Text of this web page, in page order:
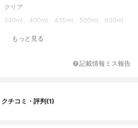
クリア
340ml、400ml、435ml、500ml、630ml、
ジョッキ
もっと見る
記載情報ミス報告
クチコミ・評判(1)